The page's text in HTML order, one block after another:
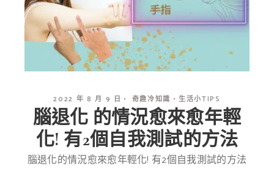
2022 年 8 月 9 日 奇趣冷知識 生活小TIPS
腦退化 的情況愈來愈年輕
化! 有2個自我測試的方法
腦退化的情況愈來愈年輕化! 有2個自我測試的方法